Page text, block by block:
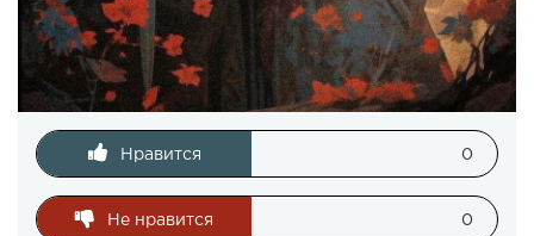
Нравится 0
Не нравится 0